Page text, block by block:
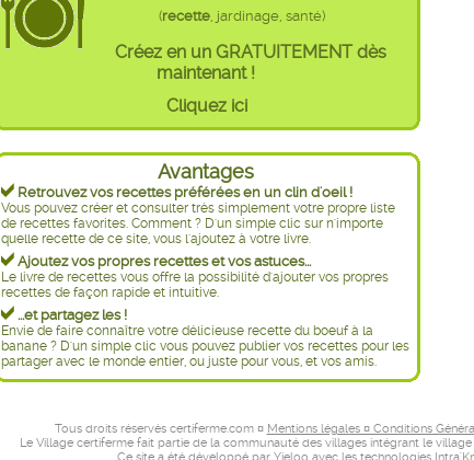
(recette, jardinage, santé)
Créez en un GRATUITEMENT dès
maintenant !
Cliquez ici
Avantages
Retrouvez vos recettes préférées en un clin d'oeil !
Vous pouvez créer et consulter très simplement votre propre liste
de recettes favorites. Comment ? D'un simple clic sur n'importe
quelle recette de ce site, vous l'ajoutez à votre livre.
Ajoutez vos propres recettes et vos astuces...
Le livre de recettes vous offre la possibilité d'ajouter vos propres
recettes de façon rapide et intuitive.
...et partagez les !
Envie de faire connaître votre délicieuse recette du boeuf à la
banane ? D'un simple clic vous pouvez publier vos recettes pour les
partager avec le monde entier, ou juste pour vous, et vos amis.
Tous droits réservés certiferme.com ¤ Mentions légales ¤ Conditions
Le Village certiferme fait partie de la communauté des villages intégrant le village